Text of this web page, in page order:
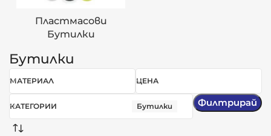
Пластмасови
Бутилки
Бутилки
МАТЕРИАЛ ЦЕНА
КАТЕГОРИИ Бутилки Филтрирай